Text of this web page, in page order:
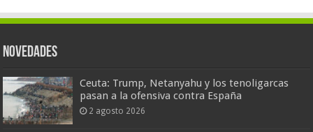
Novedades
Ceuta: Trump, Netanyahu y los tenoligarcas
pasan a la ofensiva contra España
2 agosto 2026